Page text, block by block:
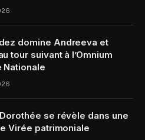
domine Andreeva et
tour suivant à l’Omnium
Nationale
se révèle dans une
Virée patrimoniale